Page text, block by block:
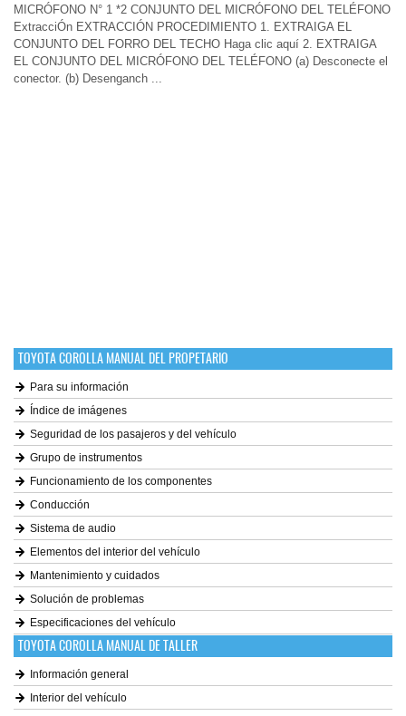
MICRÓFONO N° 1 *2 CONJUNTO DEL MICRÓFONO DEL TELÉFONO
ExtracciÓn EXTRACCIÓN PROCEDIMIENTO 1. EXTRAIGA EL
CONJUNTO DEL FORRO DEL TECHO Haga clic aquí 2. EXTRAIGA
EL CONJUNTO DEL MICRÓFONO DEL TELÉFONO (a) Desconecte el
conector. (b) Desenganch ...
TOYOTA COROLLA MANUAL DEL PROPETARIO
Para su información
Índice de imágenes
Seguridad de los pasajeros y del vehículo
Grupo de instrumentos
Funcionamiento de los componentes
Conducción
Sistema de audio
Elementos del interior del vehículo
Mantenimiento y cuidados
Solución de problemas
Especificaciones del vehículo
TOYOTA COROLLA MANUAL DE TALLER
Información general
Interior del vehículo